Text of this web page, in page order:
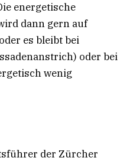
energetische
dann gern auf
es bleibt bei
oder bei
wenig
der Zürcher